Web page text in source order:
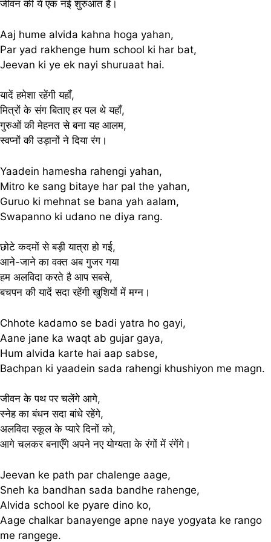
जीवन की ये एक नई शुरुआत है।
Aaj hume alvida kahna hoga yahan,
Par yad rakhenge hum school ki har bat,
Jeevan ki ye ek nayi shuruaat hai.
यादें हमेशा रहेंगी यहाँ,
मित्रों के संग बिताए हर पल थे यहाँ,
गुरुओं की मेहनत से बना यह आलम,
स्वप्नों की उड़ानों ने दिया रंग।
Yaadein hamesha rahengi yahan,
Mitro ke sang bitaye har pal the yahan,
Guruo ki mehnat se bana yah aalam,
Swapanno ki udano ne diya rang.
छोटे कदमों से बड़ी यात्रा हो गई,
आने-जाने का वक्त अब गुजर गया
हम अलविदा करते है आप सबसे,
बचपन की यादें सदा रहेंगी खुशियों में मग्न।
Chhote kadamo se badi yatra ho gayi,
Aane jane ka waqt ab gujar gaya,
Hum alvida karte hai aap sabse,
Bachpan ki yaadein sada rahengi khushiyon me magn.
जीवन के पथ पर चलेंगे आगे,
स्नेह का बंधन सदा बांधे रहेंगे,
अलविदा स्कूल के प्यारे दिनों को,
आगे चलकर बनाएँगे अपने नए योग्यता के रंगों में रंगेंगे।
Jeevan ke path par chalenge aage,
Sneh ka bandhan sada bandhe rahenge,
Alvida school ke pyare dino ko,
Aage chalkar banayenge apne naye yogyata ke rango
me rangege.